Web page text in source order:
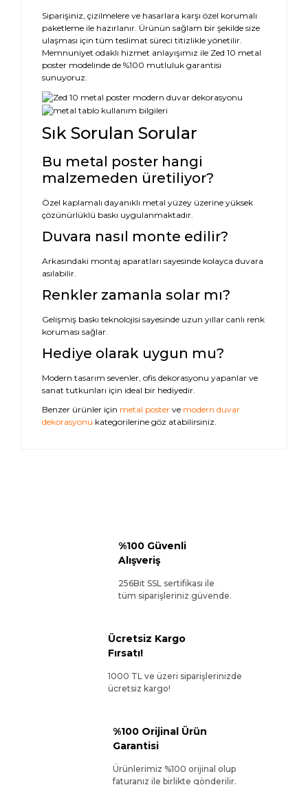
Siparişiniz, çizilmelere ve hasarlara karşı özel korumalı
paketleme ile hazırlanır. Ürünün sağlam bir şekilde size
ulaşması için tüm teslimat süreci titizlikle yönetilir.
Memnuniyet odaklı hizmet anlayışımız ile Zed 10 metal
poster modelinde de %100 mutluluk garantisi
sunuyoruz.
Sık Sorulan Sorular
Bu metal poster hangi
malzemeden üretiliyor?
Özel kaplamalı dayanıklı metal yüzey üzerine yüksek
çözünürlüklü baskı uygulanmaktadır.
Duvara nasıl monte edilir?
Arkasındaki montaj aparatları sayesinde kolayca duvara
asılabilir.
Renkler zamanla solar mı?
Gelişmiş baskı teknolojisi sayesinde uzun yıllar canlı renk
koruması sağlar.
Hediye olarak uygun mu?
Modern tasarım sevenler, ofis dekorasyonu yapanlar ve
sanat tutkunları için ideal bir hediyedir.
Benzer ürünler için metal poster ve modern duvar
dekorasyonu kategorilerine göz atabilirsiniz.
%100 Güvenli
Alışveriş
256Bit SSL sertifikası ile
tüm siparişleriniz güvende.
Ücretsiz Kargo
Fırsatı!
1000 TL ve üzeri siparişlerinizde
ücretsiz kargo!
%100 Orijinal Ürün
Garantisi
Ürünlerimiz %100 orijinal olup
faturanız ile birlikte gönderilir.